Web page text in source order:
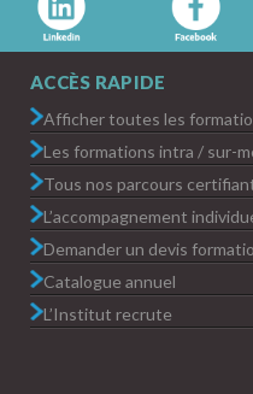
ACCÈS RAPIDE
Afficher toutes les
Les formations intra / sur-
Tous nos parcours
L’accompagnement
Demander un devis
Catalogue annuel
L’Institut recrute